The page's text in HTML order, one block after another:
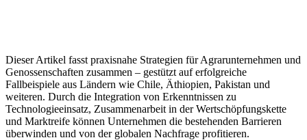
Dieser Artikel fasst praxisnahe Strategien für Agrarunternehmen und
Genossenschaften zusammen – gestützt auf erfolgreiche
Fallbeispiele aus Ländern wie Chile, Äthiopien, Pakistan und
weiteren. Durch die Integration von Erkenntnissen zu
Technologieeinsatz, Zusammenarbeit in der Wertschöpfungskette
und Marktreife können Unternehmen die bestehenden Barrieren
überwinden und von der globalen Nachfrage profitieren.